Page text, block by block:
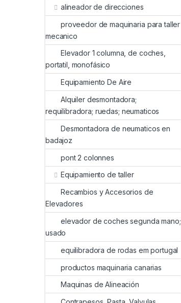
alineador de direcciones
proveedor de maquinaria para taller
mecanico
Elevador 1 columna, de coches,
portatil, monofásico
Equipamiento De Aire
Alquiler desmontadora;
requilibradora; ruedas; neumaticos
Desmontadora de neumaticos en
badajoz
pont 2 colonnes
Equipamiento de taller
Recambios y Accesorios de
Elevadores
elevador de coches segunda mano;
usado
equilibradora de rodas em portugal
productos maquinaria canarias
Maquinas de Alineación